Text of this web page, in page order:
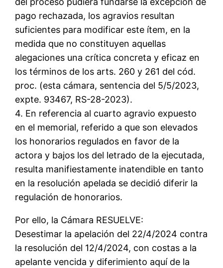
pago rechazada, los agravios resultan
suficientes para modificar este ítem, en la
medida que no constituyen aquellas
alegaciones una crítica concreta y eficaz en
los términos de los arts. 260 y 261 del cód.
proc. (esta cámara, sentencia del 5/5/2023,
expte. 93467, RS-28-2023).
4. En referencia al cuarto agravio expuesto
en el memorial, referido a que son elevados
los honorarios regulados en favor de la
actora y bajos los del letrado de la ejecutada,
resulta manifiestamente inatendible en tanto
en la resolución apelada se decidió diferir la
regulación de honorarios.
Por ello, la Cámara RESUELVE:
Desestimar la apelación del 22/4/2024 contra
la resolución del 12/4/2024, con costas a la
apelante vencida y diferimiento aquí de la